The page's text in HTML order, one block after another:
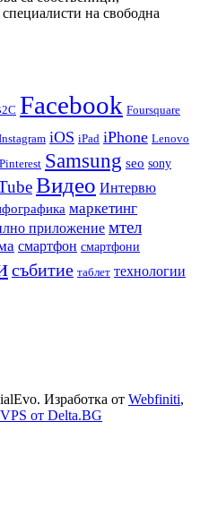
на свободна
Facebook Foursquare
iOS iPad iPhone Lenovo
Pinterest Samsung seo sony
Видео Интервю
маркетинг
приложение мтел
смартфон смартфони
събитие таблет технологии
Изработка от Webfiniti,
VPS от Delta.BG